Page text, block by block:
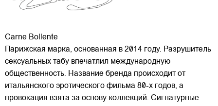
Carne Bollente
Парижская марка, основанная в 2014 году. Разрушитель
сексуальных табу впечатлил международную
общественность. Название бренда происходит от
итальянского эротического фильма 80-х годов, а
провокация взята за основу коллекций. Сигнатурные